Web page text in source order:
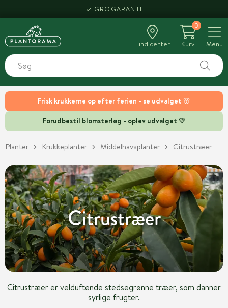
Frisk krukkerne op efter ferien - se udvalget 🌸
Forudbestil blomsterløg - oplev udvalget 💚
HENT SAMME DAG
Find center
0
Kurv
Menu
Planter Krukkeplanter Middelhavsplanter Citrustræer
Citrustræer
Citrustræer er velduftende stedsegrønne træer, som danner
syrlige frugter.